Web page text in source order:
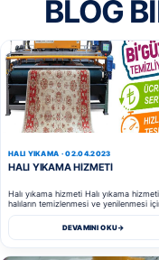
BLOG
HALI YIKAMA · 02.04.2023
HALI YIKAMA HIZMETI
Halı yıkama hizmeti Halı yıkama hizmeti ,
halıların temizlenmesi ve yenilenmesi
profesyonel olarak veril...
DEVAMINI OKU→